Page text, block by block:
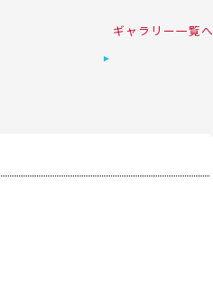
ギャラリー一覧へ